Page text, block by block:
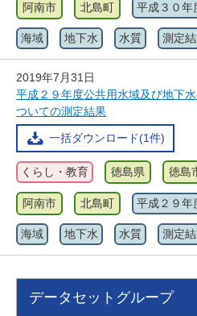
阿南市 北島町 平成３０年
海域 地下水 水質 測定
2019年7月31日
平成２９年度公共用水域及び地下
ついての測定結果
一括ダウンロード(1件)
くらし・教育 徳島県 徳島
阿南市 北島町 平成２９年
海域 地下水 水質 測定
データセットグループ